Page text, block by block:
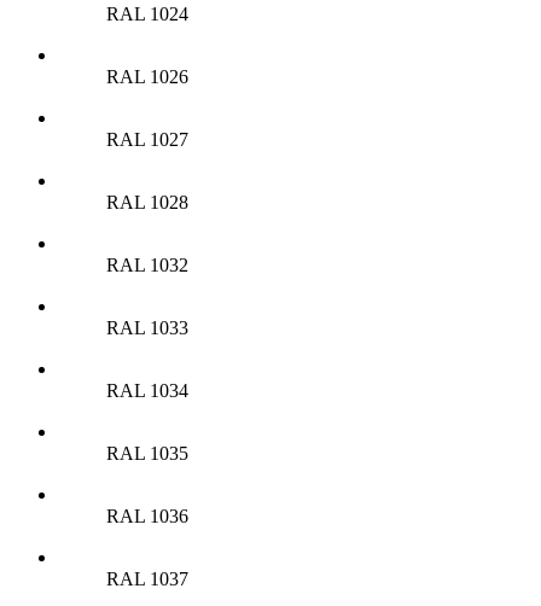
RAL 1024
RAL 1026
RAL 1027
RAL 1028
RAL 1032
RAL 1033
RAL 1034
RAL 1035
RAL 1036
RAL 1037